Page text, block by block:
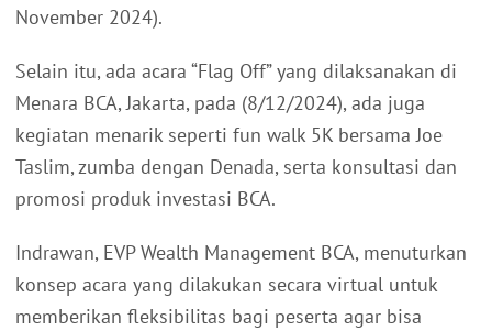
November 2024).
Selain itu, ada acara “Flag Off” yang dilaksanakan di
Menara BCA, Jakarta, pada (8/12/2024), ada juga
kegiatan menarik seperti fun walk 5K bersama Joe
Taslim, zumba dengan Denada, serta konsultasi dan
promosi produk investasi BCA.
Indrawan, EVP Wealth Management BCA, menuturkan
konsep acara yang dilakukan secara virtual untuk
memberikan fleksibilitas bagi peserta agar bisa